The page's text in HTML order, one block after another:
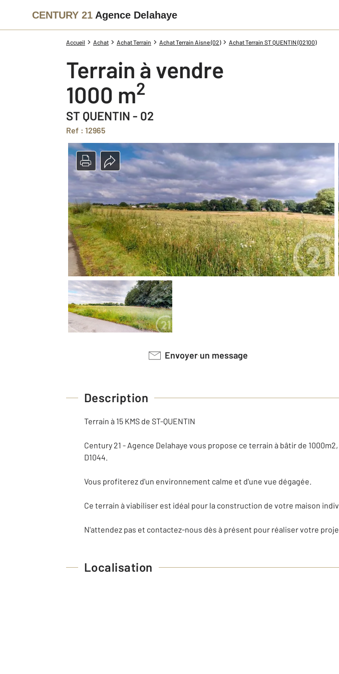
CENTURY 21 Agence Delahaye
Accueil Achat Achat Terrain Achat Terrain Aisne (02) Achat Terrain ST QUENTIN (02100)
Terrain à vendre
1000 m2
ST QUENTIN - 02
Ref : 12965
Envoyer un message
Description
Terrain à 15 KMS de ST-QUENTIN
Century 21 - Agence Delahaye vous propose ce terrain à bâtir de
D1044.
Vous profiterez d'un environnement calme et d'une vue dégagée.
Ce terrain à viabiliser est idéal pour la construction de votre maison
N'attendez pas et contactez-nous dès à présent pour réaliser votre
Localisation